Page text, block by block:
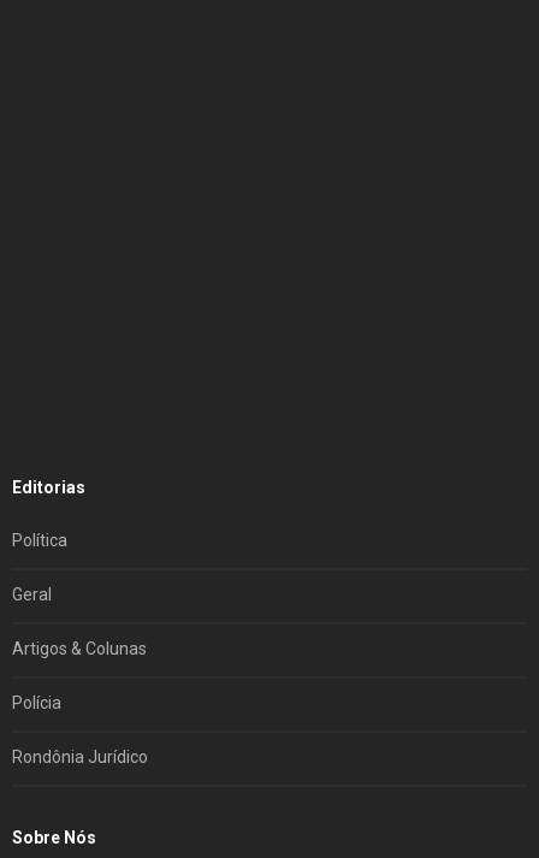
Editorias
Política
Geral
Artigos & Colunas
Polícia
Rondônia Jurídico
Sobre Nós